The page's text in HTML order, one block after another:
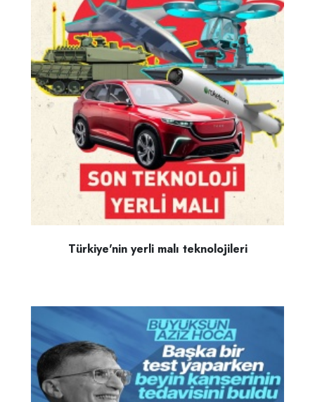
Türkiye'nin yerli malı teknolojileri